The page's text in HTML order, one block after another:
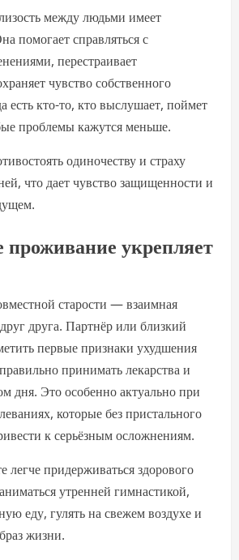
между людьми имеет
помогает справляться с
перестраивает
чувство собственного
есть кто-то, кто выслушает, поймет
проблемы кажутся меньше.
одиночеству и страху
что дает чувство защищенности и
проживание укрепляет
старости — взаимная
друга. Партнёр или близкий
первые признаки ухудшения
принимать лекарства и
дня. Это особенно актуально при
которые без пристального
к серьёзным осложнениям.
легче придерживаться здорового
утренней гимнастикой,
еду, гулять на свежем воздухе и
жизни.